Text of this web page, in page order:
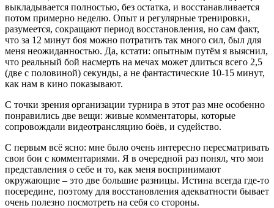
выкладывается полностью, без остатка, и восстанавливается
потом примерно неделю. Опыт и регулярные тренировки,
разумеется, сокращают период восстановления, но сам факт,
что за 12 минут боя можно потратить так много сил, был для
меня неожиданностью. Да, кстати: опытным путём я выяснил,
что реальный бой насмерть на мечах может длиться всего 2,5
(две с половиной) секунды, а не фантастические 10-15 минут,
как нам в кино показывают.
С точки зрения организации турнира в этот раз мне особенно
понравились две вещи: живые комментаторы, которые
сопровождали видеотрансляцию боёв, и судейство.
С первым всё ясно: мне было очень интересно пересматривать
свои бои с комментариями. Я в очередной раз понял, что мои
представления о себе и то, как меня воспринимают
окружающие – это две большие разницы. Истина всегда где-то
посередине, поэтому для восстановления адекватности бывает
очень полезно посмотреть на себя со стороны.